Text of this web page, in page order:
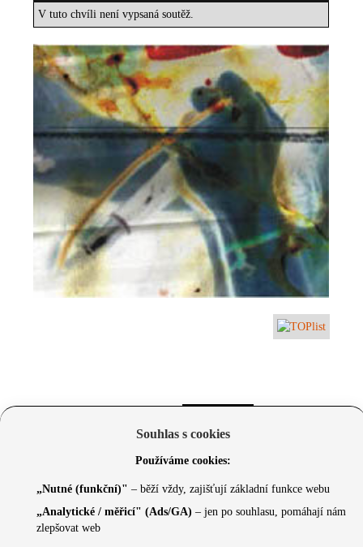
V tuto chvíli není vypsaná soutěž.
Souhlas s cookies
Používáme cookies:
„Nutné (funkční)" – běží vždy, zajišťují základní funkce webu
„Analytické / měřicí" (Ads/GA) – jen po souhlasu, pomáhají nám
zlepšovat web